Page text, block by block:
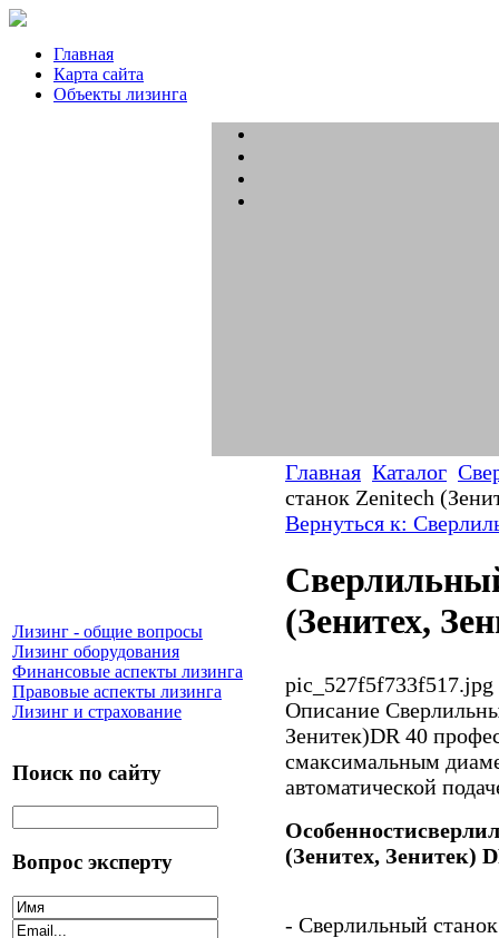
Главная
Карта сайта
Объекты лизинга
Лизинг - общие вопросы
Лизинг оборудования
Финансовые аспекты лизинга
Правовые аспекты лизинга
Лизинг и страхование
Поиск по сайту
Вопрос эксперту
Главная Каталог
станок Zenitech
Вернуться к:
(Зенитех,
pic_527f5f733f517.jpg
Описание
Зенитек)DR 40
смаксимальным
автоматической
(Зенитех, Зенитек)
- Cверлильный